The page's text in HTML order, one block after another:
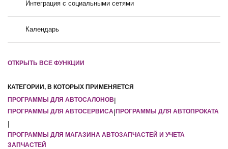
Интеграция с социальными сетями
Календарь
ОТКРЫТЬ ВСЕ ФУНКЦИИ
КАТЕГОРИИ, В КОТОРЫХ ПРИМЕНЯЕТСЯ
ПРОГРАММЫ ДЛЯ АВТОСАЛОНОВ|
ПРОГРАММЫ ДЛЯ АВТОСЕРВИСА|ПРОГРАММЫ ДЛЯ АВТОПРОКАТА
|
ПРОГРАММЫ ДЛЯ МАГАЗИНА АВТОЗАПЧАСТЕЙ И УЧЕТА
ЗАПЧАСТЕЙ